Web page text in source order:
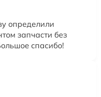
определили
запчасти без
спасибо!